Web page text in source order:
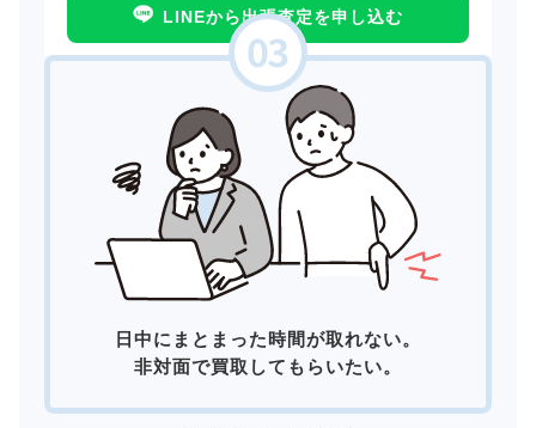
LINEから出張査定を申し込む
日中にまとまった時間が取れない。
非対面で買取してもらいたい。